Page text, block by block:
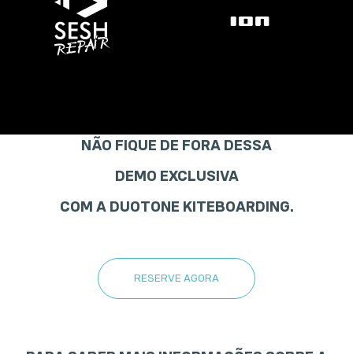
NÃO FIQUE DE FORA DESSA
DEMO EXCLUSIVA
COM A DUOTONE KITEBOARDING.
RESERVE AGORA